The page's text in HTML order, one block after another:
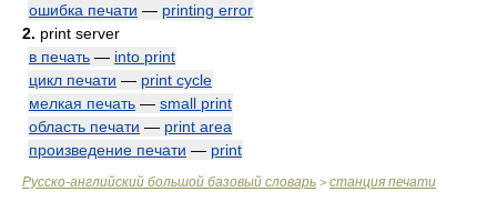
ошибка печати — printing error
2. print server
в печать — into print
цикл печати — print cycle
мелкая печать — small print
область печати — print area
произведение печати — print
Русско-английский большой базовый словарь > станция печати